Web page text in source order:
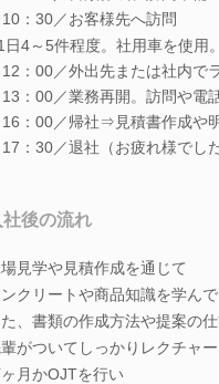
10：30／お客様先へ訪問
日4～5件程度。社用車を使用
12：00／外出先または社内で
13：00／業務再開。訪問や電
16：00／帰社⇒見積書作成や
17：30／退社（お疲れ様でし
社後の流れ
見学や見積作成を通じて
ンクリートや商品知識を学ん
た、書類の作成方法や提案の
がついてしっかりレクチャ
月かOJTを行い